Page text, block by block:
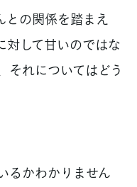
との関係を踏まえ
対して甘いのではな
それについてはどう
るかわかりません